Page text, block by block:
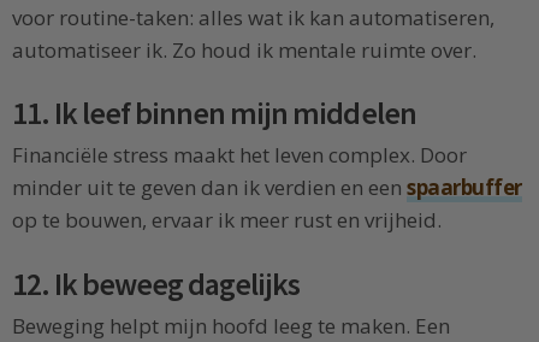
voor routine-taken: alles wat ik kan automatiseren,
automatiseer ik. Zo houd ik mentale ruimte over.
11. Ik leef binnen mijn middelen
Financiële stress maakt het leven complex. Door
minder uit te geven dan ik verdien en een spaarbuffer
op te bouwen, ervaar ik meer rust en vrijheid.
12. Ik beweeg dagelijks
Beweging helpt mijn hoofd leeg te maken. Een